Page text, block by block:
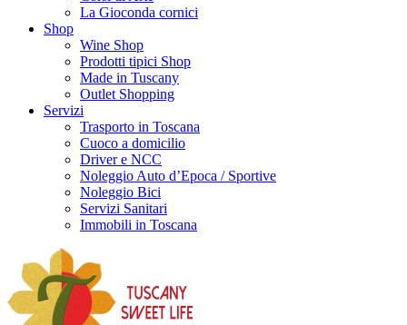
La Gioconda cornici
Shop
Wine Shop
Prodotti tipici Shop
Made in Tuscany
Outlet Shopping
Servizi
Trasporto in Toscana
Cuoco a domicilio
Driver e NCC
Noleggio Auto d’Epoca / Sportive
Noleggio Bici
Servizi Sanitari
Immobili in Toscana